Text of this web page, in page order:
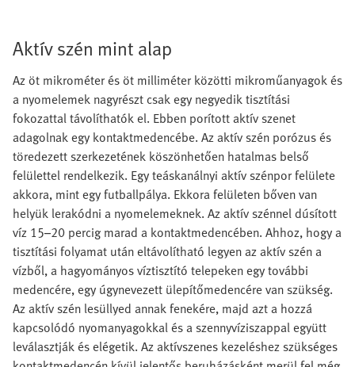
Aktív szén mint alap
Az öt mikrométer és öt milliméter közötti mikroműanyagok és
a nyomelemek nagyrészt csak egy negyedik tisztítási
fokozattal távolíthatók el. Ebben porított aktív szenet
adagolnak egy kontaktmedencébe. Az aktív szén porózus és
töredezett szerkezetének köszönhetően hatalmas belső
felülettel rendelkezik. Egy teáskanálnyi aktív szénpor felülete
akkora, mint egy futballpálya. Ekkora felületen bőven van
helyük lerakódni a nyomelemeknek. Az aktív szénnel dúsított
víz 15–20 percig marad a kontaktmedencében. Ahhoz, hogy a
tisztítási folyamat után eltávolítható legyen az aktív szén a
vízből, a hagyományos víztisztító telepeken egy további
medencére, egy úgynevezett ülepítőmedencére van szükség.
Az aktív szén lesüllyed annak fenekére, majd azt a hozzá
kapcsolódó nyomanyagokkal és a szennyvíziszappal együtt
leválasztják és elégetik. Az aktívszenes kezeléshez szükséges